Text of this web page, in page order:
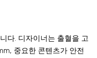
다. 디자이너는 출혈을 고
중요한 콘텐츠가 안전